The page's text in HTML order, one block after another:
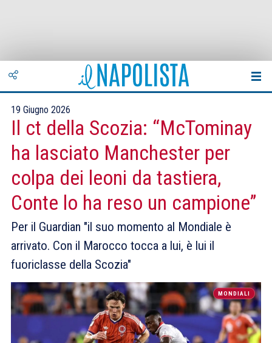
19 Giugno 2026
Il ct della Scozia: “McTominay
ha lasciato Manchester per
colpa dei leoni da tastiera,
Conte lo ha reso un campione”
Per il Guardian "il suo momento al Mondiale è
arrivato. Con il Marocco tocca a lui, è lui il
fuoriclasse della Scozia"
MONDIALI